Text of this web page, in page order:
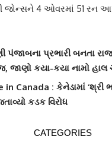
જોન્સને 4 ઓવરમાં 51 રન
પંજાબના પ્રભારી બનતા
કયા-કયા નામો હાલ
Canada : કેનેડામાં ‘શ્રી
કડક વિરોધ
CATEGORIES